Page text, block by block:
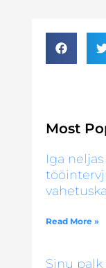
Most
Iga
Read More »
Sinu